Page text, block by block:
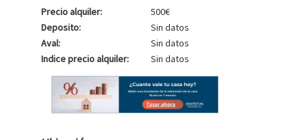
Precio alquiler:
500€
Deposito:
Sin datos
Aval:
Sin datos
Indice precio alquiler:
Sin datos